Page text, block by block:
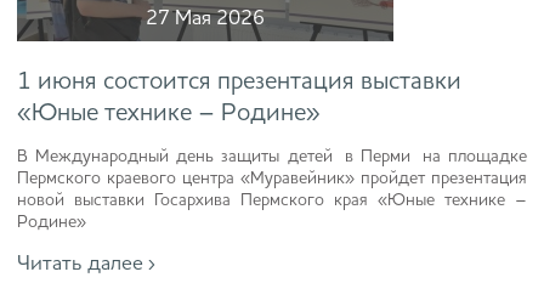
27 Мая 2026
1 июня состоится презентация выставки
«Юные технике – Родине»
В Международный день защиты детей в Перми на площадке
Пермского краевого центра «Муравейник» пройдет презентация
новой выставки Госархива Пермского края «Юные технике –
Родине»
Читать далее ›